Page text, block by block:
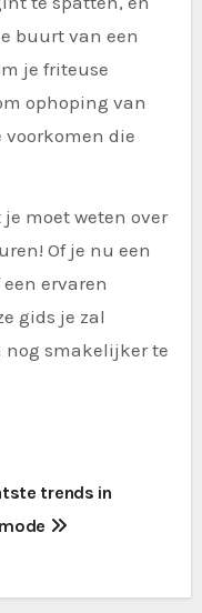
buurt van een
je friteuse
ophoping van
voorkomen die
moet weten over
Of je nu een
ervaren
gids je zal
smakelijker te
trends in